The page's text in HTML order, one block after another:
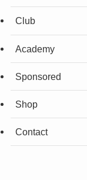
Club
Academy
Sponsored
Shop
Contact